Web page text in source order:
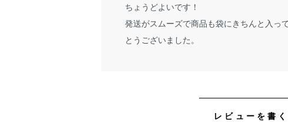
ちょうどよいです！
発送がスムーズで商品も袋にきちんと入っ
とうございました。
レビューを書く